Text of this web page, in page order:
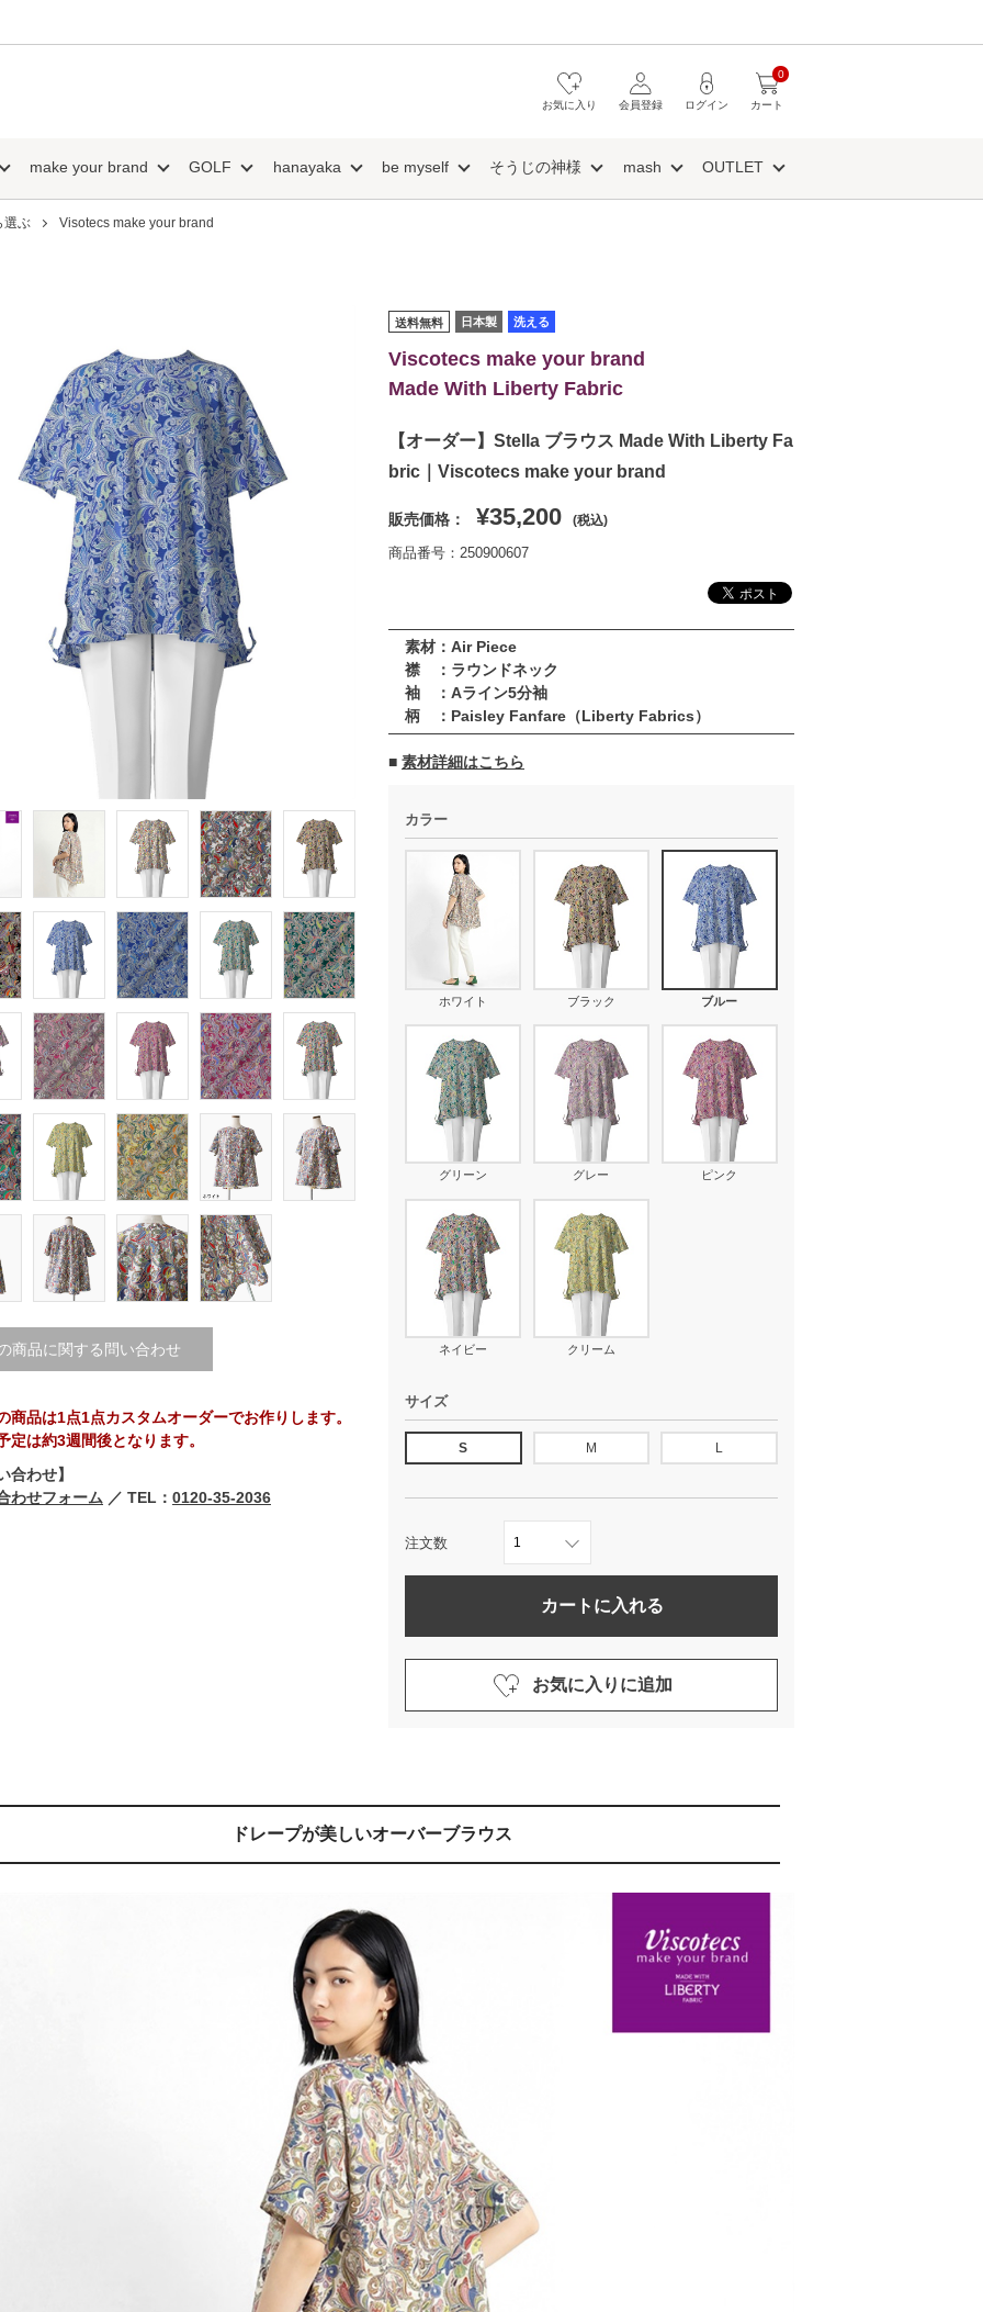
カート
0
ログイン
会員登録
お気に入り
make your brand GOLF hanayaka be myself そうじの神様 mash OUTLET
選ぶ Visotecs make your brand
商品に関する問い合わせ
商品は1点1点カスタムオーダーでお作りします。
定は約3週間後となります。
合わせ】
わせフォーム ／ TEL： 0120-35-2036
送料無料 日本製 洗える
Viscotecs make your brand
Made With Liberty Fabric
【オーダー】Stella ブラウス Made With Liberty Fa
bric｜Viscotecs make your brand
販売価格： ¥35,200 (税込)
商品番号：250900607
素材：Air Piece
襟 ：ラウンドネック
袖 ：Aライン5分袖
柄 ：Paisley Fanfare（Liberty Fabrics）
■ 素材詳細はこちら
カラー
ホワイト ブラック ブルー
グリーン グレー ピンク
ネイビー クリーム
サイズ
S M L
注文数
カートに入れる
お気に入りに追加
ドレープが美しいオーバーブラウス